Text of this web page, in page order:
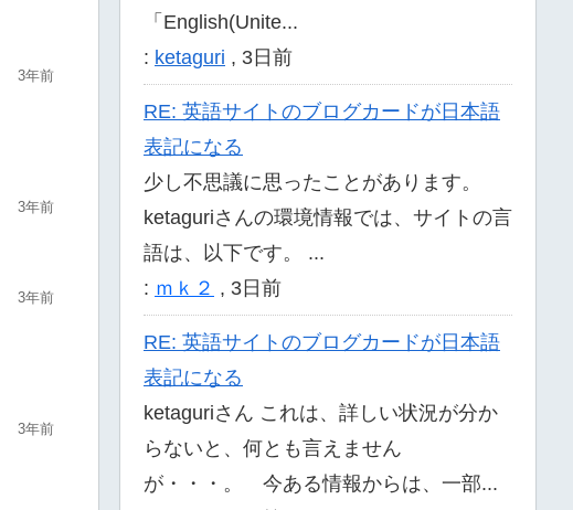
3年前
3年前
3年前
3年前
「English(Unite...
: ketaguri , 3日前
RE: 英語サイトのブログカードが日本語
表記になる
少し不思議に思ったことがあります。
ketaguriさんの環境情報では、サイトの言
語は、以下です。 ...
: ｍｋ２ , 3日前
RE: 英語サイトのブログカードが日本語
表記になる
ketaguriさん これは、詳しい状況が分か
らないと、何とも言えません
が・・・。 今ある情報からは、一部...